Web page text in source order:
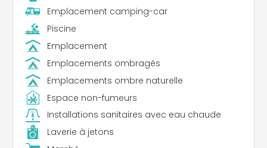
Emplacement camping-car
Piscine
Emplacement
Emplacements ombragés
Emplacements ombre naturelle
Espace non-fumeurs
Installations sanitaires avec eau chaude
Laverie à jetons